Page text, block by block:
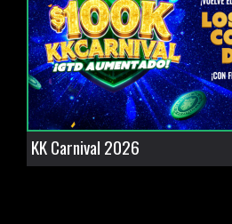
KK Carnival 2026